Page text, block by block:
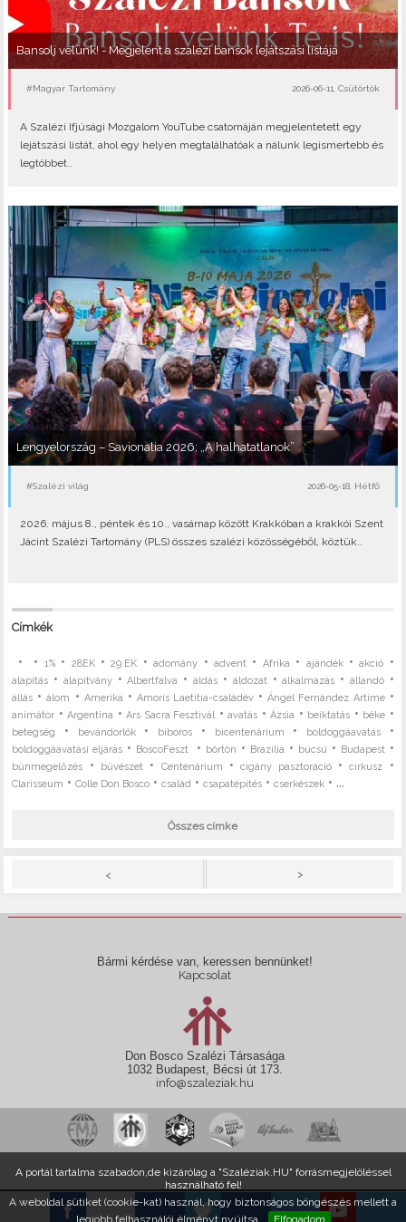
A weboldal sütiket (cookie-kat) használ, hogy biztonságos böngészés mellett a
legjobb felhasználói élményt nyújtsa.
Elfogadom
Bansolj velünk! - Megjelent a szalézi bansok lejátszási listája
#Magyar Tartomány 2026-06-11, Csütörtök
A Szalézi Ifjúsági Mozgalom YouTube csatornáján megjelentetett egy
lejátszási listát, ahol egy helyen megtalálhatóak a nálunk legismertebb és
legtöbbet..
Lengyelország – Savionalia 2026: „A halhatatlanok”
#Szalézi világ 2026-05-18, Hétfő
2026. május 8., péntek és 10., vasárnap között Krakkóban a krakkói Szent
Jácint Szalézi Tartomány (PLS) összes szalézi közösségéből, köztük..
Címkék
• • 1%• 28EK•29.EK •adomány •advent • Afrika • ajándék•akció •
alapítás • alapítvány•Albertfalva •áldás • áldozat•alkalmazás • állandó•
állás •álom • Amerika • Amoris Laetitia-családév •Ángel Fernández Artime•
animátor •Argentína •Ars Sacra Fesztivál •avatás •Ázsia • beiktatás • béke •
betegség • bevándorlók• bíboros • bicentenárium • boldoggáavatás•
boldoggáavatási eljárás • BoscoFeszt • börtön • Brazília • búcsú • Budapest•
bűnmegelőzés • bűvészet• Centenárium •cigány pasztoráció•cirkusz •
Clarisseum •Colle Don Bosco •család •csapatépítés •cserkészek • ...
Összes címke
< >
Bármi kérdése van, keressen bennünket!
Kapcsolat
Don Bosco Szalézi Társasága
1032 Budapest, Bécsi út 173.
info@szaleziak.hu
A portál tartalma szabadon,de kizárólag a "Szaléziak.HU" forrásmegjelöléssel
használható fel!